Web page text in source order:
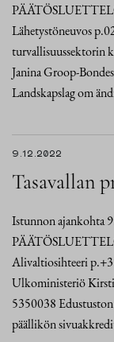
Lähetystöneuvos
turvallisuussektorin
Janina Groop-
Landskapslag om
9.12.2022
Tasavallan
Istunnon ajankohta
Alivaltiosihteeri
Ulkoministeriö
5350038
päällikön